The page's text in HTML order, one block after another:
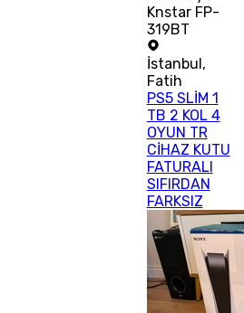
Knstar FP-
319BT
İstanbul,
Fatih
PS5 SLİM 1
TB 2 KOL 4
OYUN TR
CİHAZ KUTU
FATURALI
SIFIRDAN
FARKSIZ